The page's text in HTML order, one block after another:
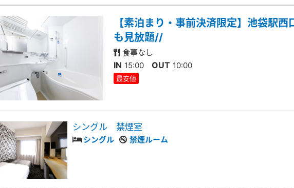
【素泊まり・事前決済限定】池袋駅
も見放題//
食事なし
IN 15:00 OUT 10:00
最安値
シングル 禁煙室
シングル 禁煙ルーム